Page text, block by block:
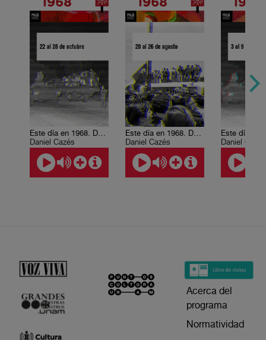
Este día en 1968. Del 22 al 28 de octubre
Daniel Cazés
Este día en 1968. Del 20 al 26 de agosto.
Daniel Cazés
Daniel Cazés
Acerca del
programa
Normatividad